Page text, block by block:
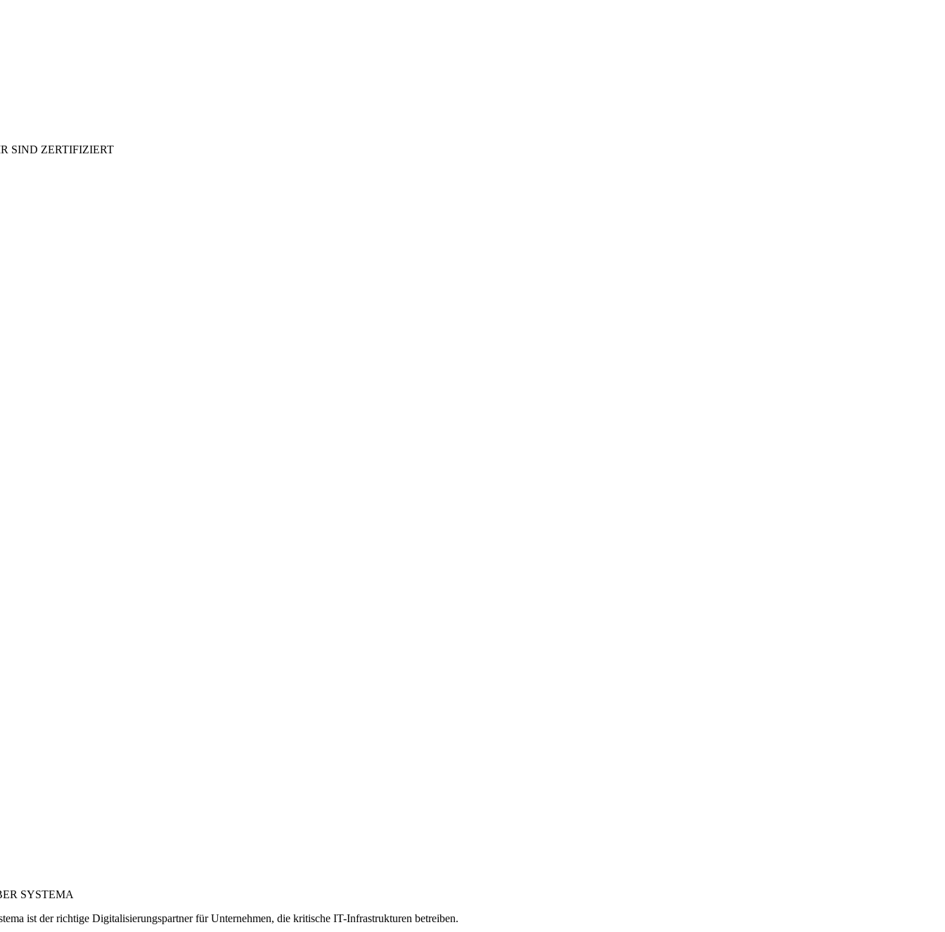
SIND ZERTIFIZIERT
SYSTEMA
ist der richtige Digitalisierungspartner für Unternehmen, die kritische IT-Infrastrukturen betreiben.